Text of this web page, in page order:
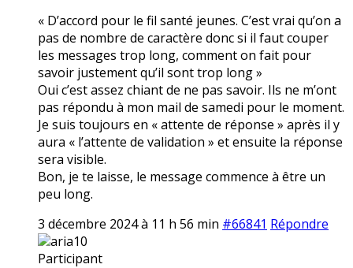
« D’accord pour le fil santé jeunes. C’est vrai qu’on a
pas de nombre de caractère donc si il faut couper
les messages trop long, comment on fait pour
savoir justement qu’il sont trop long »
Oui c’est assez chiant de ne pas savoir. Ils ne m’ont
pas répondu à mon mail de samedi pour le moment.
Je suis toujours en « attente de réponse » après il y
aura « l’attente de validation » et ensuite la réponse
sera visible.
Bon, je te laisse, le message commence à être un
peu long.
3 décembre 2024 à 11 h 56 min #66841 Répondre
aria10
Participant